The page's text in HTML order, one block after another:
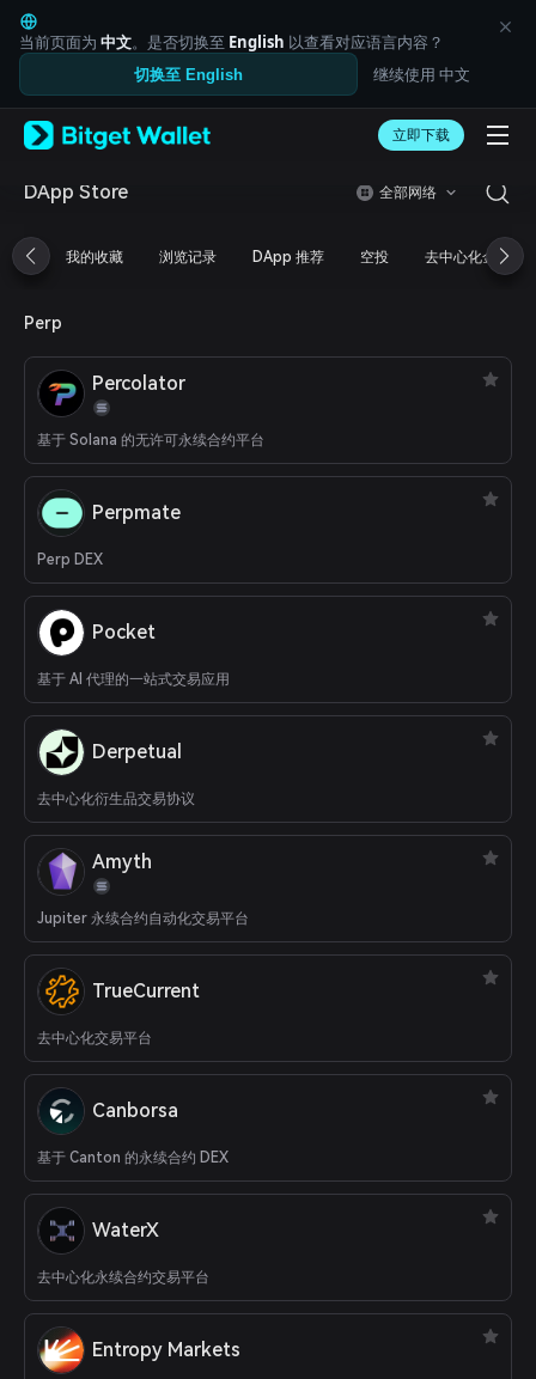
English
日本語
Tiếng Việt
Русский
Español (Latinoamérica)
Türkçe
Français
简体中文
繁體中文
Bahasa Indonesia
ภาษาไทย
العربية
Español
Português (Brasil)
Español (Argentina)
当前页面为 中文。是否切换至 English 以查看对应语言内容？
切换至 English 继续使用 中文
立即下载
DApp Store 全部网络
我的收藏 浏览记录 DApp 推荐 空投 去中心化金融
Perp
Percolator
基于 Solana 的无许可永续合约平台
Perpmate
Perp DEX
Pocket
基于 AI 代理的一站式交易应用
Derpetual
去中心化衍生品交易协议
Amyth
Jupiter 永续合约自动化交易平台
TrueCurrent
去中心化交易平台
Canborsa
基于 Canton 的永续合约 DEX
WaterX
去中心化永续合约交易平台
Entropy Markets